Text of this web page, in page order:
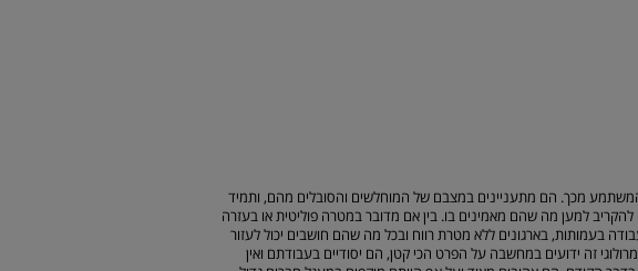
הוא 4, הם לוחמי צדק, על כל המשתמע מכך. הם מתעניינים במצבם של המוחלשים והסובלים מהם, ותמיד
להקריב למען מה שהם מאמינים בו. בין אם מדובר במטרה פוליטית או בעזרה
בעמותות, בארגונים ללא מטרת רווח ובכל מה שהם חושבים יכול לעזור
זה ידועים במחשבה על הפרט הכי קטן, הם יסודיים בעבודתם ואין